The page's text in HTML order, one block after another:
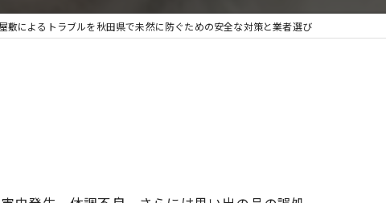
敷によるトラブルを秋田県で未然に防ぐための安全な対策と業者選び